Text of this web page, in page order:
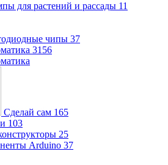
для растений и рассады 11
чипы 37
3156
Сделай сам 165
103
25
Arduino 37